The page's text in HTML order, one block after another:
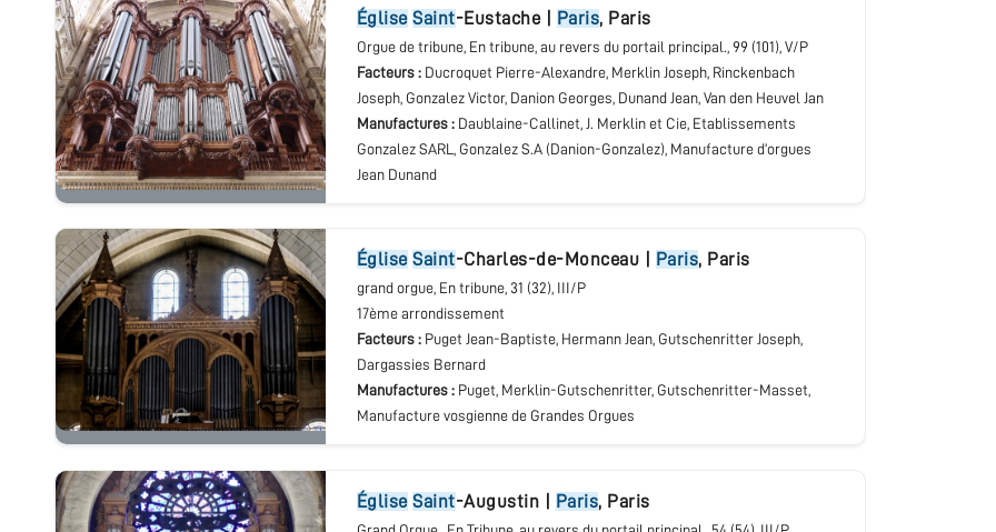
église Saint-Eustache| Paris, Paris
Orgue de tribune, En tribune, au revers du portail principal., 99 (101), V/P
Facteurs : Ducroquet Pierre-Alexandre, Merklin Joseph, Rinckenbach
Joseph, Gonzalez Victor, Danion Georges, Dunand Jean, Van den Heuvel Jan
Manufactures : Daublaine-Callinet, J. Merklin et Cie, Etablissements
Gonzalez SARL, Gonzalez S.A (Danion-Gonzalez), Manufacture d’orgues
Jean Dunand
église Saint-Charles-de-Monceau Paris, Paris
grand orgue, En tribune, 31 (32), III/P
17ème arrondissement
Facteurs : Puget Jean-Baptiste, Hermann Jean, Gutschenritter Joseph,
Dargassies Bernard
Manufactures : Puget, Merklin-Gutschenritter, Gutschenritter-Masset,
Manufacture vosgienne de Grandes Orgues
église Saint-Augustin Paris, Paris